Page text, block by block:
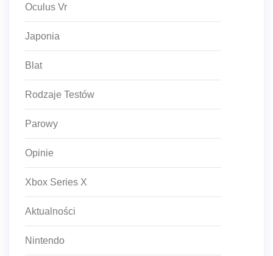
Oculus Vr
Japonia
Blat
Rodzaje Testów
Parowy
Opinie
Xbox Series X
Aktualności
Nintendo